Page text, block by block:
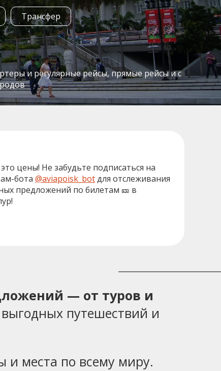
Трансфер
и регулярные рейсы, прямые рейсы и с
цены! Не забудьте подписаться на
бота @aviapoisk_botдля отслеживания
предложений по билетам 🎫 в
— от туров и
путешествий и
и места по всему миру.